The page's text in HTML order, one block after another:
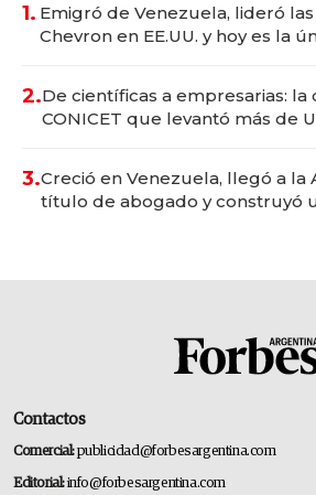
1. Emigró de Venezuela, lideró
Chevron en EE.UU. y hoy es la
2.De científicas a empresarias: la
CONICET que levantó más de
3.Creció en Venezuela, llegó a la
título de abogado y construyó
Contactos
Comercial:publicidad@forbesargentina.com
Editorial:info@forbesargentina.com